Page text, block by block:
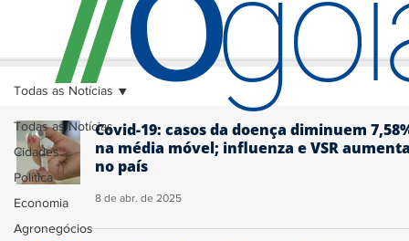
Todas as Notícias
Cidades
Política
Economia
Agronegócios
Todas as Notícias
Covid-19: casos da doença diminuem
na média móvel; influenza e VSR
no país
8 de abr. de 2025